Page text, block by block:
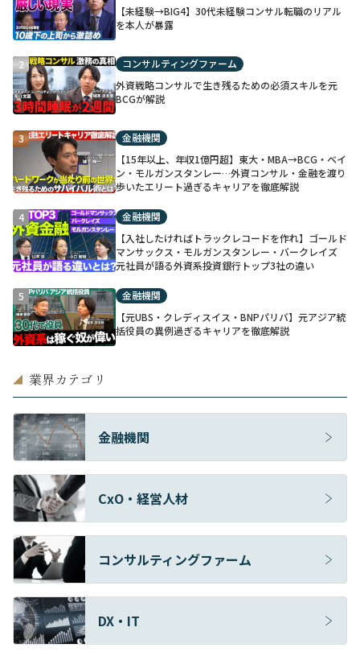
【未経験→BIG4】30代未経験コンサル転職のリアル
を本人が暴露
2
コンサルティングファーム
外資戦略コンサルで生き残るための必須スキルを元
BCGが解説
3
金融機関
【15年以上、年収1億円超】東大・MBA→BCG・ベイ
ン・モルガンスタンレー…外資コンサル・金融を渡り
歩いたエリート過ぎるキャリアを徹底解説
4
金融機関
【入社したければトラックレコードを作れ】ゴールド
マンサックス・モルガンスタンレー・バークレイズ
元社員が語る外資系投資銀行トップ3社の違い
5
金融機関
【元UBS・クレディスイス・BNPパリバ】元アジア統
括役員の異例過ぎるキャリアを徹底解説
◢ 業界カテゴリ
金融機関
CxO・経営人材
コンサルティングファーム
DX・IT